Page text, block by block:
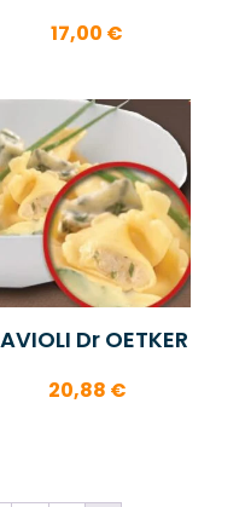
17,00 €
Dr OETKER
20,88 €